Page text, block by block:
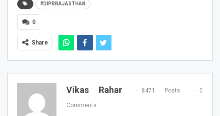
#DIPRRAJASTHAN
0
Share
Vikas Rahar 8471 Posts 0
Comments